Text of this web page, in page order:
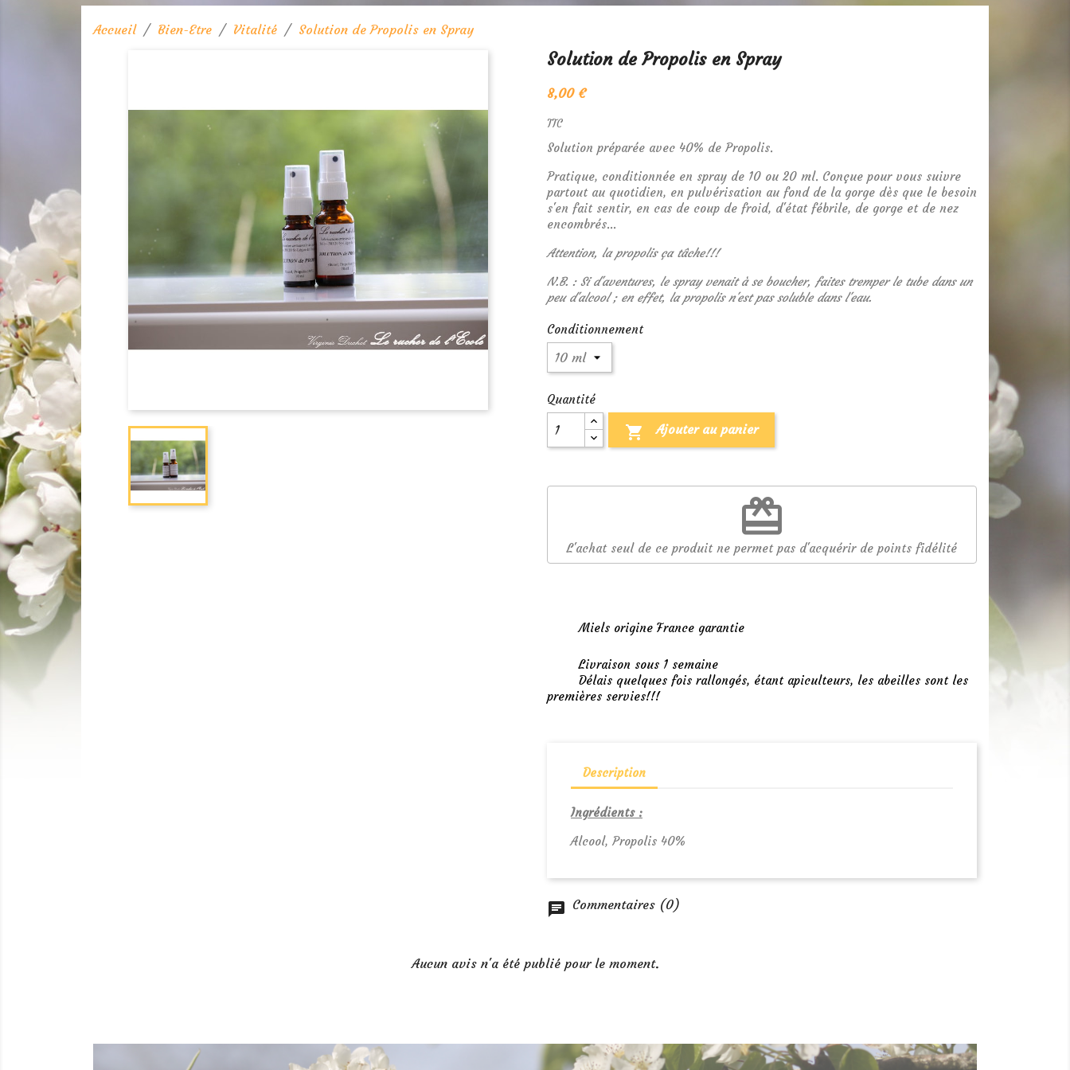
Accueil Bien-Etre Vitalité Solution de Propolis en Spray
Solution de Propolis en Spray
8,00 €
TTC
Solution préparée avec 40% de Propolis.
Pratique, conditionnée en spray de 10 ou 20 ml. Conçue pour vous suivre
partout au quotidien, en pulvérisation au fond de la gorge dès que le besoin
s'en fait sentir, en cas de coup de froid, d'état fébrile, de gorge et de nez
encombrés...
Attention, la propolis ça tâche!!!
N.B. : Si d'aventures, le spray venait à se boucher, faites tremper le tube dans un
peu d'alcool ; en effet, la propolis n'est pas soluble dans l'eau.
Conditionnement
Quantité
 Ajouter au panier
redeem
L'achat seul de ce produit ne permet pas d'acquérir de points fidélité
Miels origine France garantie
Livraison sous 1 semaine
Délais quelques fois rallongés, étant apiculteurs, les abeilles sont les
premières servies!!!
Description
Ingrédients :
Alcool, Propolis 40%
Commentaires (0)
Aucun avis n'a été publié pour le moment.